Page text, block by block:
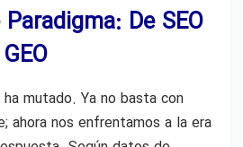
De SEO
mutado. Ya no basta con
ahora nos enfrentamos a la era